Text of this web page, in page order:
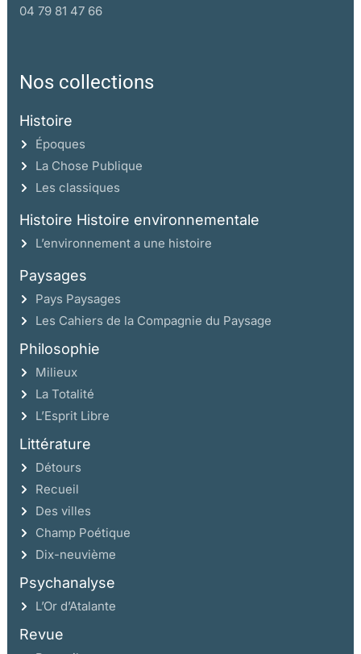
04 79 81 47 66
Nos collections
Histoire
Époques
La Chose Publique
Les classiques
Histoire Histoire environnementale
L’environnement a une histoire
Paysages
Pays Paysages
Les Cahiers de la Compagnie du Paysage
Philosophie
Milieux
La Totalité
L’Esprit Libre
Littérature
Détours
Recueil
Des villes
Champ Poétique
Dix-neuvième
Psychanalyse
L’Or d’Atalante
Revue